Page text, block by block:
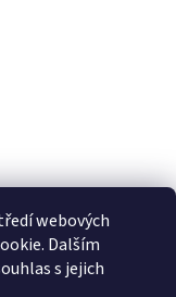
webových
Dalším
s jejich